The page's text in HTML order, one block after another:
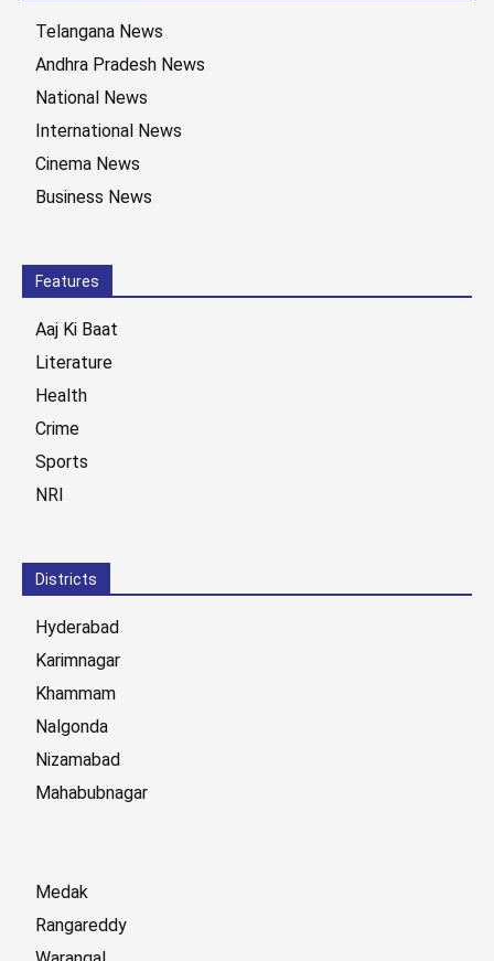
Telangana News
Andhra Pradesh News
National News
International News
Cinema News
Business News
Features
Aaj Ki Baat
Literature
Health
Crime
Sports
NRI
Districts
Hyderabad
Karimnagar
Khammam
Nalgonda
Nizamabad
Mahabubnagar
Medak
Rangareddy